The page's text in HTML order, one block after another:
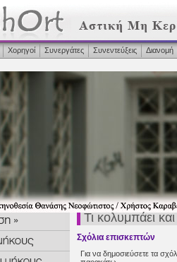
Χορηγοί Συνεργάτες Συνεντεύξεις Διανομή
Τι κολυμπάει και
Σχόλια επισκεπτών
Για να δημοσιεύσετε τα